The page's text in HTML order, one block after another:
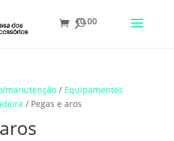
€0.00
manutenção/ Equipamentos
/ Pegas e aros